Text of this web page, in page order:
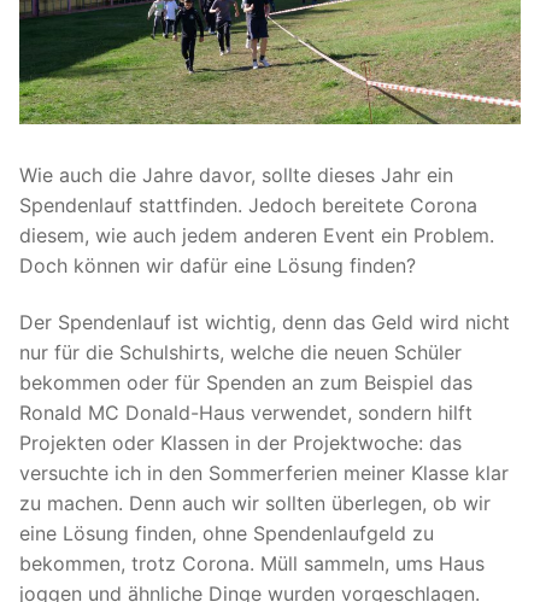
Wie auch die Jahre davor, sollte dieses Jahr ein
Spendenlauf stattfinden. Jedoch bereitete Corona
diesem, wie auch jedem anderen Event ein Problem.
Doch können wir dafür eine Lösung finden?
Der Spendenlauf ist wichtig, denn das Geld wird nicht
nur für die Schulshirts, welche die neuen Schüler
bekommen oder für Spenden an zum Beispiel das
Ronald MC Donald-Haus verwendet, sondern hilft
Projekten oder Klassen in der Projektwoche: das
versuchte ich in den Sommerferien meiner Klasse klar
zu machen. Denn auch wir sollten überlegen, ob wir
eine Lösung finden, ohne Spendenlaufgeld zu
bekommen, trotz Corona. Müll sammeln, ums Haus
joggen und ähnliche Dinge wurden vorgeschlagen.